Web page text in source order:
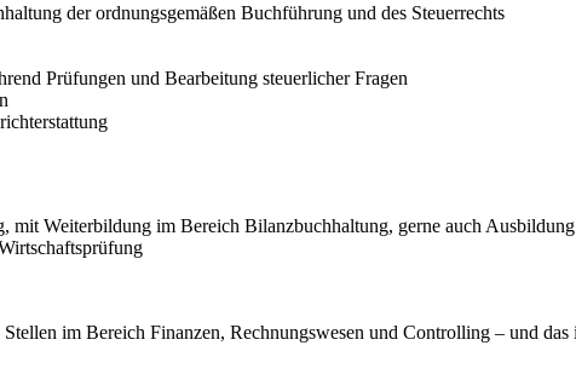
der ordnungsgemäßen Buchführung und des Steuerrechts
Prüfungen und Bearbeitung steuerlicher Fragen
mit Weiterbildung im Bereich Bilanzbuchhaltung, gerne auch
im Bereich Finanzen, Rechnungswesen und Controlling – und